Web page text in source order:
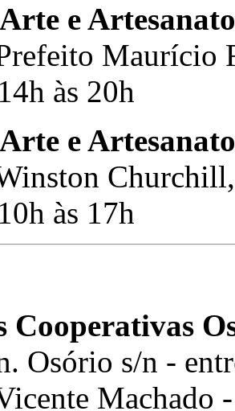
e
Maurício
às 20h
e
às 17h
Cooperativas
Osório s/n -
Machado